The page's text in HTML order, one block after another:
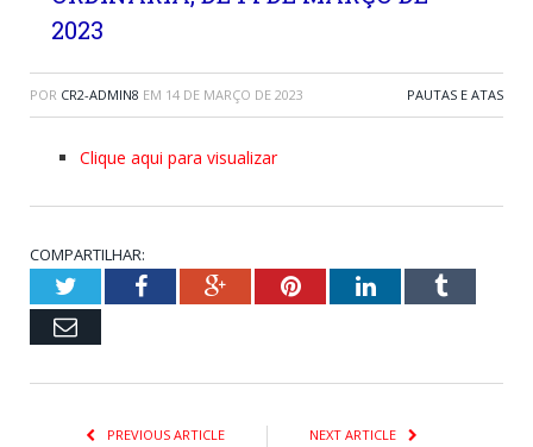
2023
POR CR2-ADMIN8 EM 14 DE MARÇO DE 2023 PAUTAS E ATAS
Clique aqui para visualizar
COMPARTILHAR:
TwitterFacebookGoogle+PinterestLinkedInTumblr
Email
PREVIOUS ARTICLE NEXT ARTICLE